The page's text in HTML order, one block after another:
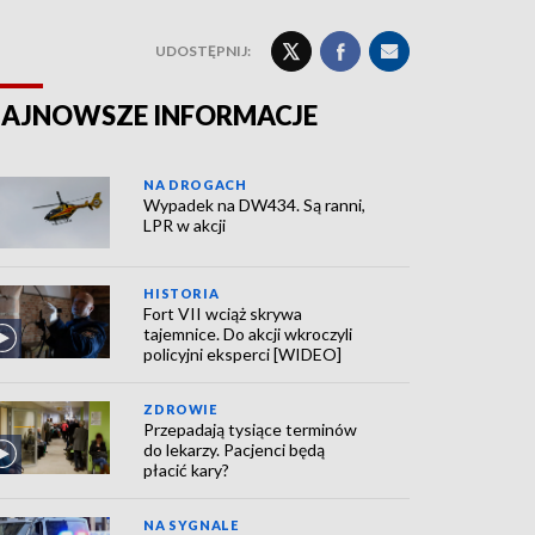
UDOSTĘPNIJ:
INFORMACJE
NA DROGACH
Wypadek na DW434. Są ranni,
LPR w akcji
HISTORIA
Fort VII wciąż skrywa
tajemnice. Do akcji wkroczyli
policyjni eksperci [WIDEO]
ZDROWIE
Przepadają tysiące terminów
do lekarzy. Pacjenci będą
płacić kary?
NA SYGNALE